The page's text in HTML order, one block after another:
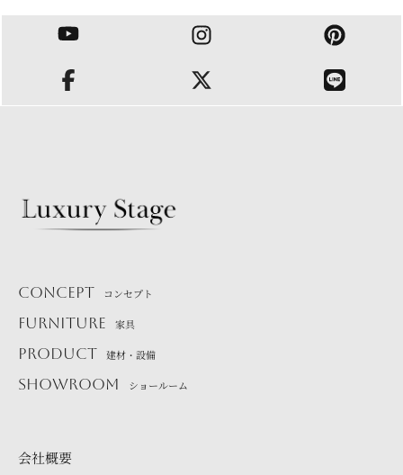
CONCEPT コンセプト
FURNITURE 家具
PRODUCT 建材・設備
SHOWROOM ショールーム
会社概要